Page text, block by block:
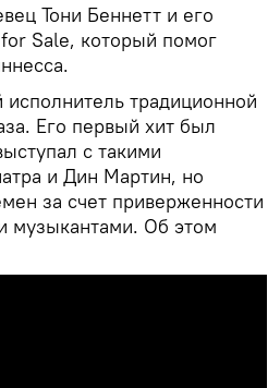
Тони Беннетт и его
Sale, который помог
традиционной
Его первый хит был
с такими
и Дин Мартин, но
за счет приверженности
музыкантами. Об этом